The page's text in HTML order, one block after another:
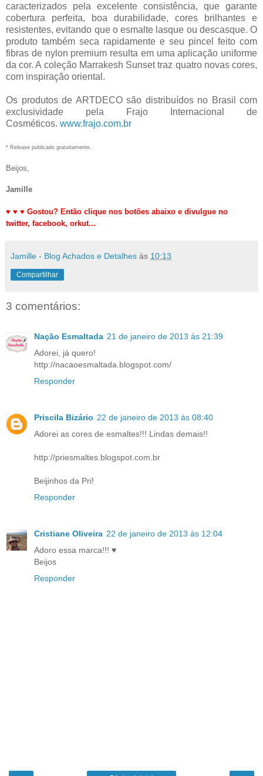
caracterizados pela excelente consistência, que garante
cobertura perfeita, boa durabilidade, cores brilhantes e
resistentes, evitando que o esmalte lasque ou descasque. O
produto também seca rapidamente e seu pincel feito com
fibras de nylon premium resulta em uma aplicação uniforme
da cor. A coleção Marrakesh Sunset traz quatro novas cores,
com inspiração oriental.
Os produtos de ARTDECO são distribuídos no Brasil com
exclusividade pela Frajo Internacional de
Cosméticos. www.frajo.com.br
* Release publicado gratuitamente.
Beijos,
Jamille
♥ ♥ ♥ Gostou? Então clique nos botões abaixo e divulgue no
twitter, facebook, orkut...
Jamille - Blog Achados e Detalhes às 10:13
Compartilhar
3 comentários:
Nação Esmaltada 21 de janeiro de 2013 às 21:39
Adorei, já quero!
http://nacaoesmaltada.blogspot.com/
Responder
Priscila Bizário 22 de janeiro de 2013 às 08:40
Adorei as cores de esmaltes!!! Lindas demais!!
http://priesmaltes.blogspot.com.br
Beijinhos da Pri!
Responder
Cristiane Oliveira 22 de janeiro de 2013 às 12:04
Adoro essa marca!!! ♥
Beijos
Responder